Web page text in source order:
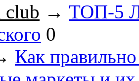
club → ТОП-5
0
Как